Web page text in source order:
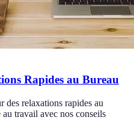
Rapides au Bureau
des relaxations rapides au
travail avec nos conseils